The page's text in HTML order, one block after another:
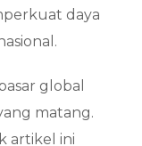
daya
global
matang.
artikel ini